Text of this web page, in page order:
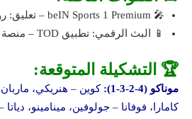
🎤 beIN Sports 1 Premium – تعليق: رؤوف خليف
📱 البث الرقمي: تطبيق TOD – منصة beIN CONNECT
🏆 التشكيلة المتوقعة:
موناكو (4-2-3-1):
كوين – هنريكي،
كامارا، فوفانا – جولوفين، مينامينو، دياتا